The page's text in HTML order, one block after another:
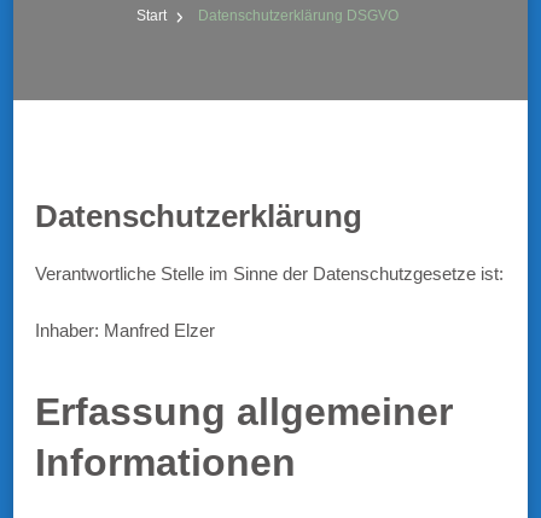
Start Datenschutzerklärung DSGVO
Datenschutzerklärung
Verantwortliche Stelle im Sinne der Datenschutzgesetze ist:
Inhaber: Manfred Elzer
Erfassung allgemeiner
Informationen